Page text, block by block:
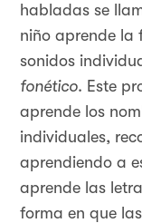
habladas se
niño aprende la
sonidos
fonético. Este
aprende los
individuales,
aprendiendo a
aprende las
forma en que